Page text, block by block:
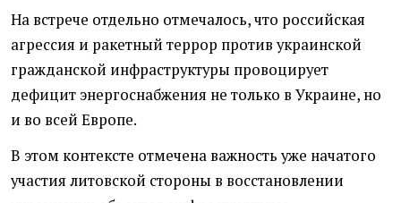
На встрече отдельно отмечалось, что российская
агрессия и ракетный террор против украинской
гражданской инфраструктуры провоцирует
дефицит энергоснабжения не только в Украине, но
и во всей Европе.
В этом контексте отмечена важность уже начатого
участия литовской стороны в восстановлении